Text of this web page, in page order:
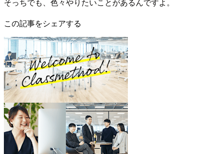
この記事をシェアする